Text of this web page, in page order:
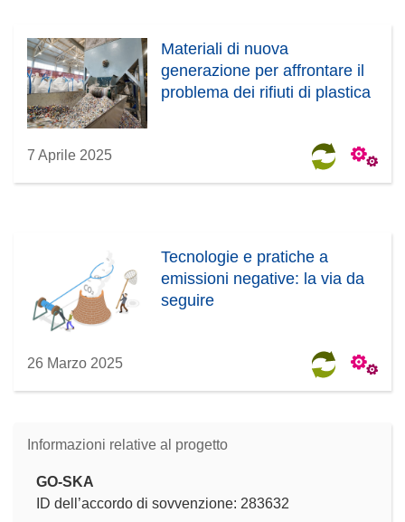
Materiali di nuova
generazione per affrontare il
problema dei rifiuti di plastica
7 Aprile 2025
Tecnologie e pratiche a
emissioni negative: la via da
seguire
26 Marzo 2025
Informazioni relative al progetto
GO-SKA
ID dell’accordo di sovvenzione: 283632